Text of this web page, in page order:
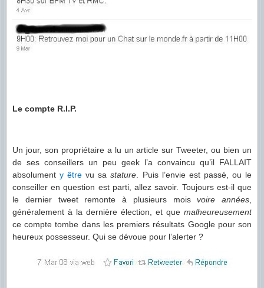
Le compte R.I.P.
Un jour, son propriétaire a lu un article sur Tweeter, ou bien un
de ses conseillers un peu geek l’a convaincu qu’il FALLAIT
absolumenty être vu sastature . Puis l’envie est passé, ou le
conseiller en question est parti, allez savoir. Toujours est-il que
le dernier tweet remonte à plusieurs moisvoire années
généralement à la dernière élection, et que malheureusement
ce compte tombe dans les premiers résultats Google pour son
heureux possesseur. Qui se dévoue pour l’alerter ?